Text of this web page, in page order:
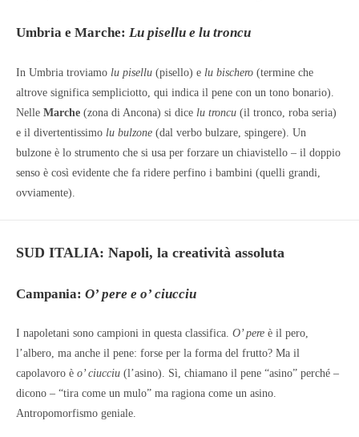
Umbria e Marche: Lu pisellu e lu troncu
In Umbria troviamo lu pisellu (pisello) e lu bischero (termine che
altrove significa sempliciotto, qui indica il pene con un tono bonario).
Nelle Marche (zona di Ancona) si dice lu troncu (il tronco, roba seria)
e il divertentissimo lu bulzone (dal verbo bulzare, spingere). Un
bulzone è lo strumento che si usa per forzare un chiavistello – il doppio
senso è così evidente che fa ridere perfino i bambini (quelli grandi,
ovviamente).
SUD ITALIA: Napoli, la creatività assoluta
Campania: O’ pere e o’ ciucciu
I napoletani sono campioni in questa classifica. O’ pere è il pero,
l’albero, ma anche il pene: forse per la forma del frutto? Ma il
capolavoro è o’ ciucciu (l’asino). Sì, chiamano il pene “asino” perché –
dicono – “tira come un mulo” ma ragiona come un asino.
Antropomorfismo geniale.